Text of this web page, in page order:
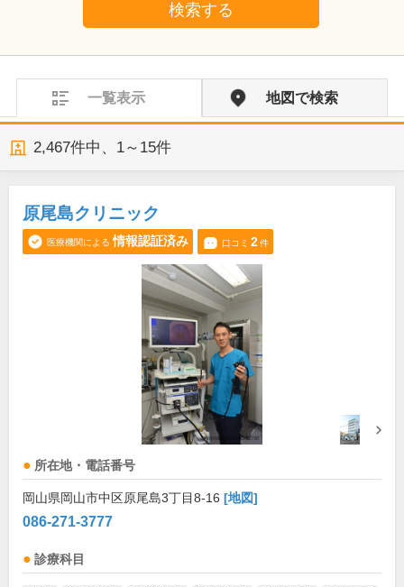
検索する
一覧表示 地図で検索
2,467件中、 1～15件
原尾島クリニック
医療機関による 情報認証済み 口コミ 2件
所在地・電話番号
岡山県岡山市中区原尾島3丁目8-16 [地図]
086-271-3777
診療科目